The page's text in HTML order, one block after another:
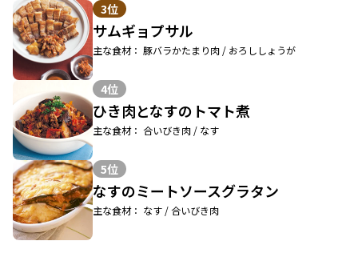
3位
サムギョプサル
主な食材： 豚バラかたまり肉 / おろししょうが
4位
ひき肉となすのトマト煮
主な食材： 合いびき肉 / なす
5位
なすのミートソースグラタン
主な食材： なす / 合いびき肉